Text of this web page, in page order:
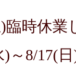
臨時休業
8/17(